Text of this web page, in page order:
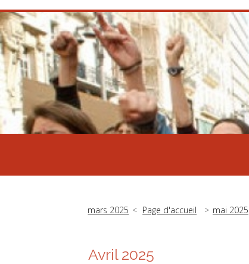
mars 2025 Page d'accueil mai 2025
Avril 2025